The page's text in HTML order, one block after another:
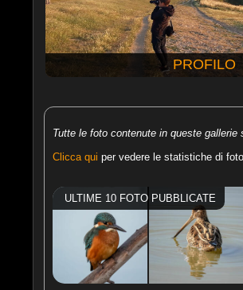
PROFILO
Tutte le foto contenute in queste gallerie
Clicca qui per vedere le statistiche di
ULTIME 10 FOTO PUBBLICATE